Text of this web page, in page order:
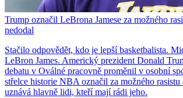
Trump označil LeBrona Jamese za možného
nedodal
Stačilo odpovědět, kdo je lepší basketbalista.
LeBron James. Americký prezident Donald
debatu v Oválné pracovně proměnil v osobní
střelce historie NBA označil za možného rasistu
uznává hlavně lidi, kteří mají rádi jeho.